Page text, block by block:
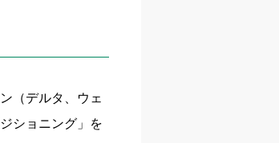
（デルタ、ウェ
ショニング」を